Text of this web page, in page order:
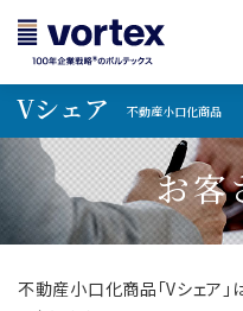
Vシェア 不動産小口化商品
お客
不動産小口化商品「Vシェア